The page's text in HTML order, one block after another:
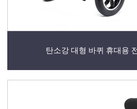
탄소강 대형 바퀴 휴대용